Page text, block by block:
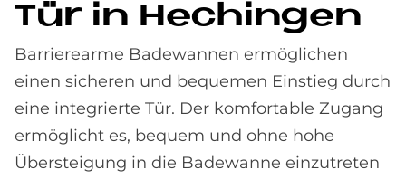
Tür in He­chin­gen
Barrierearme Badewannen ermöglichen
einen sicheren und bequemen Einstieg durch
eine integrierte Tür. Der komfortable Zugang
ermöglicht es, bequem und ohne hohe
Übersteigung in die Badewanne einzutreten